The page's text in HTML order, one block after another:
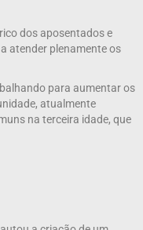
dos aposentados e
atender plenamente os
para aumentar os
atualmente
na terceira idade, que